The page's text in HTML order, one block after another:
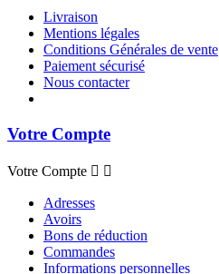
Livraison
Mentions légales
Conditions Générales de vente
Paiement sécurisé
Nous contacter
Votre Compte
Votre Compte  
Adresses
Avoirs
Bons de réduction
Commandes
Informations personnelles